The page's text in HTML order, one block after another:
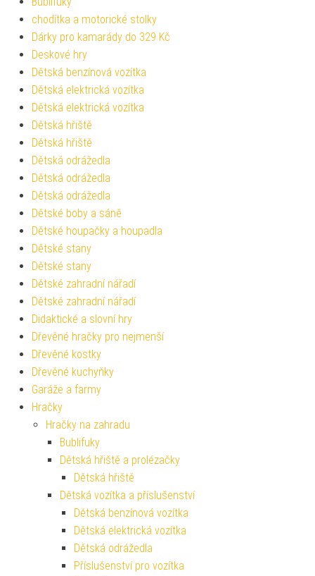
chodítka a motorické stolky
Dárky pro kamarády do 329 Kč
Deskové hry
Dětská benzínová vozítka
Dětská elektrická vozítka
Dětská elektrická vozítka
Dětská hřiště
Dětská hřiště
Dětská odrážedla
Dětská odrážedla
Dětská odrážedla
Dětské boby a sáně
Dětské houpačky a houpadla
Dětské stany
Dětské stany
Dětské zahradní nářadí
Dětské zahradní nářadí
Didaktické a slovní hry
Dřevěné hračky pro nejmenší
Dřevěné kostky
Dřevěné kuchyňky
Garáže a farmy
Hračky
Hračky na zahradu
Bublifuky
Dětská hřiště a prolézačky
Dětská hřiště
Dětská vozítka a příslušenství
Dětská benzínová vozítka
Dětská elektrická vozítka
Dětská odrážedla
Příslušenství pro vozítka